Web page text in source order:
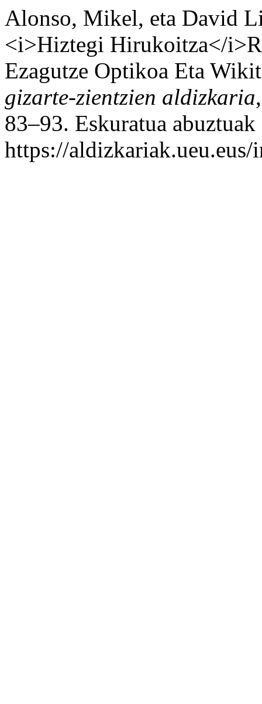
Alonso, Mikel, eta David
<i>Hiztegi Hirukoitza</
Ezagutze Optikoa Eta
gizarte-zientzien aldizkaria
83–93. Eskuratua
https://